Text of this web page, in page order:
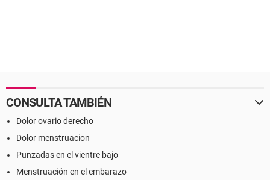
CONSULTA TAMBIÉN
Dolor ovario derecho
Dolor menstruacion
Punzadas en el vientre bajo
Menstruación en el embarazo